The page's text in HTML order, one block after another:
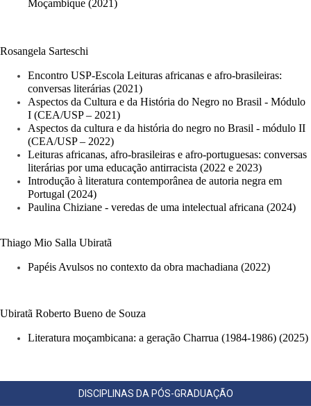
Moçambique (2021)
Rosangela Sarteschi
Encontro USP-Escola Leituras africanas e afro-brasileiras:
conversas literárias (2021)
Aspectos da Cultura e da História do Negro no Brasil - Módulo
I (CEA/USP – 2021)
Aspectos da cultura e da história do negro no Brasil - módulo II
(CEA/USP – 2022)
Leituras africanas, afro-brasileiras e afro-portuguesas: conversas
literárias por uma educação antirracista (2022 e 2023)
Introdução à literatura contemporânea de autoria negra em
Portugal (2024)
Paulina Chiziane - veredas de uma intelectual africana (2024)
Thiago Mio Salla Ubiratã
Papéis Avulsos no contexto da obra machadiana (2022)
Ubiratã Roberto Bueno de Souza
Literatura moçambicana: a geração Charrua (1984-1986) (2025)
DISCIPLINAS DA PÓS-GRADUAÇÃO